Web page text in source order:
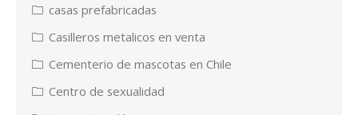
casas prefabricadas
Casilleros metalicos en venta
Cementerio de mascotas en Chile
Centro de sexualidad